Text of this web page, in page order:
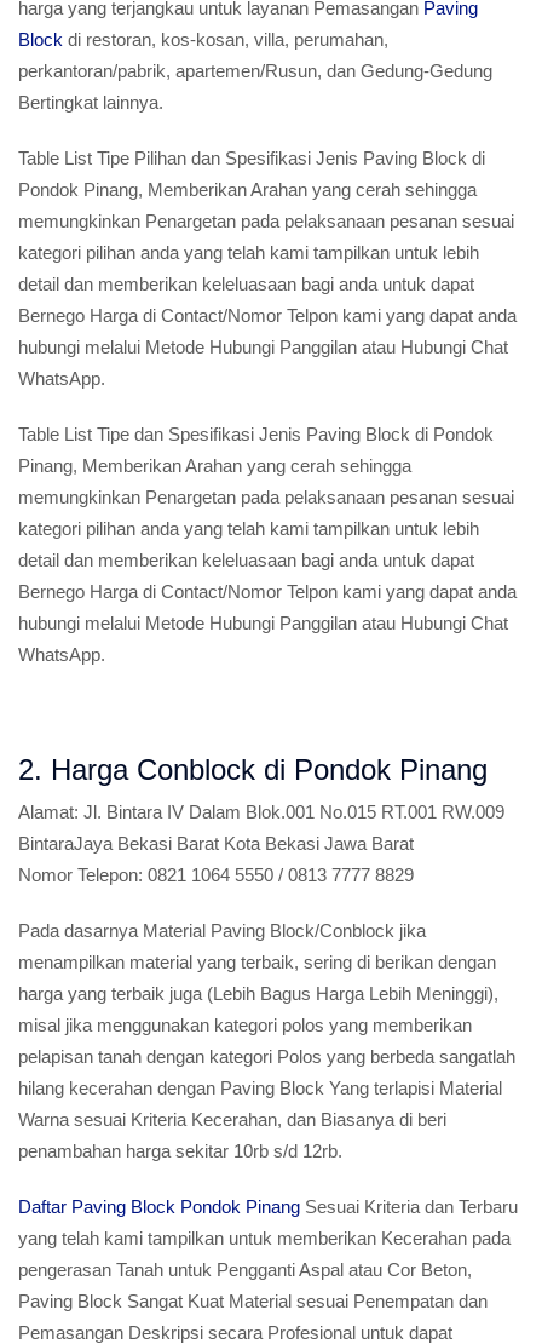
harga yang terjangkau untuk layanan Pemasangan Paving
Block di restoran, kos-kosan, villa, perumahan,
perkantoran/pabrik, apartemen/Rusun, dan Gedung-Gedung
Bertingkat lainnya.
Table List Tipe Pilihan dan Spesifikasi Jenis Paving Block di
Pondok Pinang, Memberikan Arahan yang cerah sehingga
memungkinkan Penargetan pada pelaksanaan pesanan sesuai
kategori pilihan anda yang telah kami tampilkan untuk lebih
detail dan memberikan keleluasaan bagi anda untuk dapat
Bernego Harga di Contact/Nomor Telpon kami yang dapat anda
hubungi melalui Metode Hubungi Panggilan atau Hubungi Chat
WhatsApp.
Table List Tipe dan Spesifikasi Jenis Paving Block di Pondok
Pinang, Memberikan Arahan yang cerah sehingga
memungkinkan Penargetan pada pelaksanaan pesanan sesuai
kategori pilihan anda yang telah kami tampilkan untuk lebih
detail dan memberikan keleluasaan bagi anda untuk dapat
Bernego Harga di Contact/Nomor Telpon kami yang dapat anda
hubungi melalui Metode Hubungi Panggilan atau Hubungi Chat
WhatsApp.
2. Harga Conblock di Pondok Pinang
Alamat: Jl. Bintara IV Dalam Blok.001 No.015 RT.001 RW.009
BintaraJaya Bekasi Barat Kota Bekasi Jawa Barat
Nomor Telepon: 0821 1064 5550 / 0813 7777 8829
Pada dasarnya Material Paving Block/Conblock jika
menampilkan material yang terbaik, sering di berikan dengan
harga yang terbaik juga (Lebih Bagus Harga Lebih Meninggi),
misal jika menggunakan kategori polos yang memberikan
pelapisan tanah dengan kategori Polos yang berbeda sangatlah
hilang kecerahan dengan Paving Block Yang terlapisi Material
Warna sesuai Kriteria Kecerahan, dan Biasanya di beri
penambahan harga sekitar 10rb s/d 12rb.
Daftar Paving Block Pondok Pinang Sesuai Kriteria dan Terbaru
yang telah kami tampilkan untuk memberikan Kecerahan pada
pengerasan Tanah untuk Pengganti Aspal atau Cor Beton,
Paving Block Sangat Kuat Material sesuai Penempatan dan
Pemasangan Deskripsi secara Profesional untuk dapat